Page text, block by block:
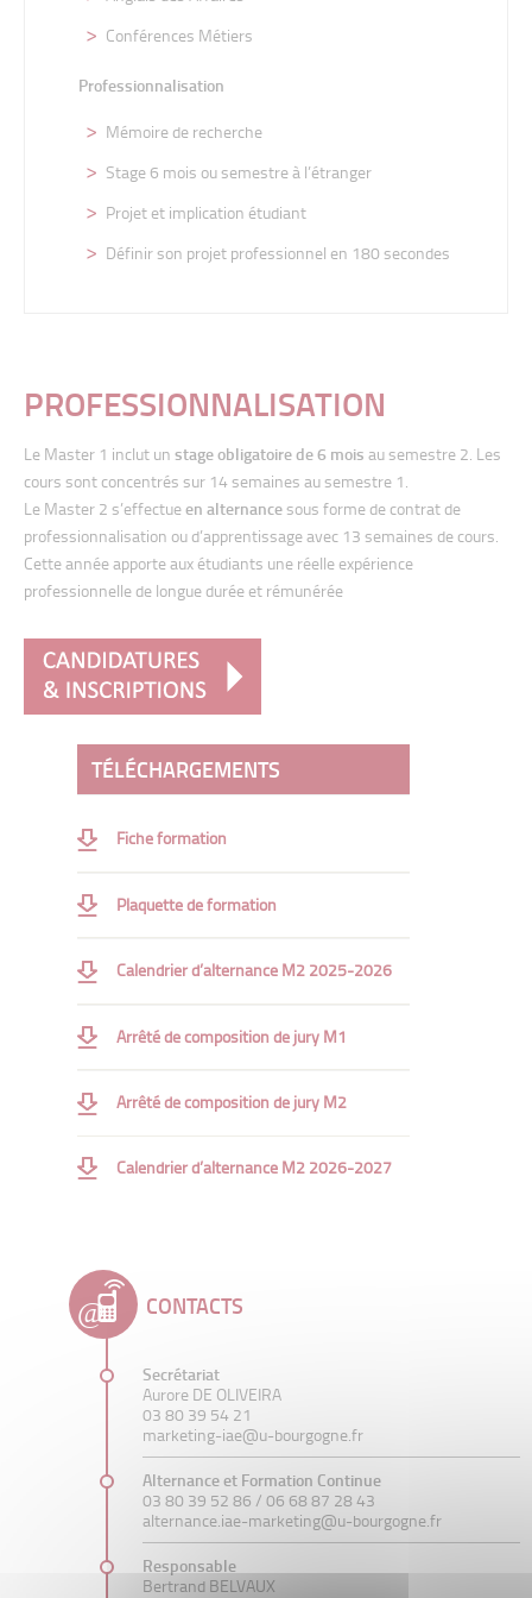
Conférences Métiers
Professionnalisation
Mémoire de recherche
Stage 6 mois ou semestre à l’étranger
Projet et implication étudiant
Définir son projet professionnel en 180 secondes
psychologiques
Comportement du consommateur : approches
sociologiques
Ethnomarketing et Séminaire délocalisé
vente
Marketing Stratégique
Développer la digitalisation en entreprise
E-commerce et omnicanalité
Stratégie digitale
CRM et Marketing Automation
Acquisition digitale (SEO, SEM) et performance digitale
Professionnalisation
Serious game de négociation
Bilan d’expérience entreprise
Cycle de conférences
PROFESSIONNALISATION
Le Master 1 inclut un stage obligatoire de 6 mois au semestre 2. Les
cours sont concentrés sur 14 semaines au semestre 1.
Le Master 2 s’effectueen alternance sous forme de contrat de
professionnalisation ou d’apprentissage avec 13 semaines de cours.
Cetteannée apporte aux étudiants une réelle expérience
professionnelle de longue durée et rémunérée
TÉLÉCHARGEMENTS
Fiche formation
Plaquette de formation
Calendrier d’alternance M2 2025-2026
Arrêté de composition de jury M1
Arrêté de composition de jury M2
Calendrier d’alternance M2 2026-2027
CONTACTS
Secrétariat
Aurore DE OLIVEIRA
03 80 39 54 21
marketing-iae@u-bourgogne.fr
Alternance et Formation Continue
03 80 39 52 86 / 06 68 87 28 43
alternance.iae-marketing@u-bourgogne.fr
Responsable
Bertrand BELVAUX